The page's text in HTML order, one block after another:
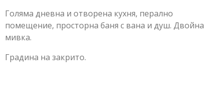
Голяма дневна и отворена кухня, перално
помещение, просторна баня с вана и душ. Двойна
мивка.
Градина на закрито.